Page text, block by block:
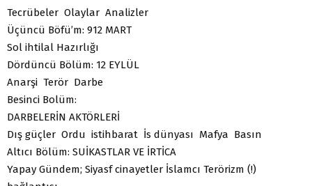
Tecrübeler Olaylar Analizler
Üçüncü Böfü’m: 912 MART
Sol ihtilal Hazırlığı
Dördüncü Bölüm: 12 EYLÜL
Anarşi Terör Darbe
Besinci Bolüm:
DARBELERİN AKTÖRLERİ
Dış güçler Ordu istihbarat İs dünyası Mafya Basın
Altıcı Bölüm: SUİKASTLAR VE İRTİCA
Yapay Gündem; Siyasf cinayetler İslamcı Terörizm (!)